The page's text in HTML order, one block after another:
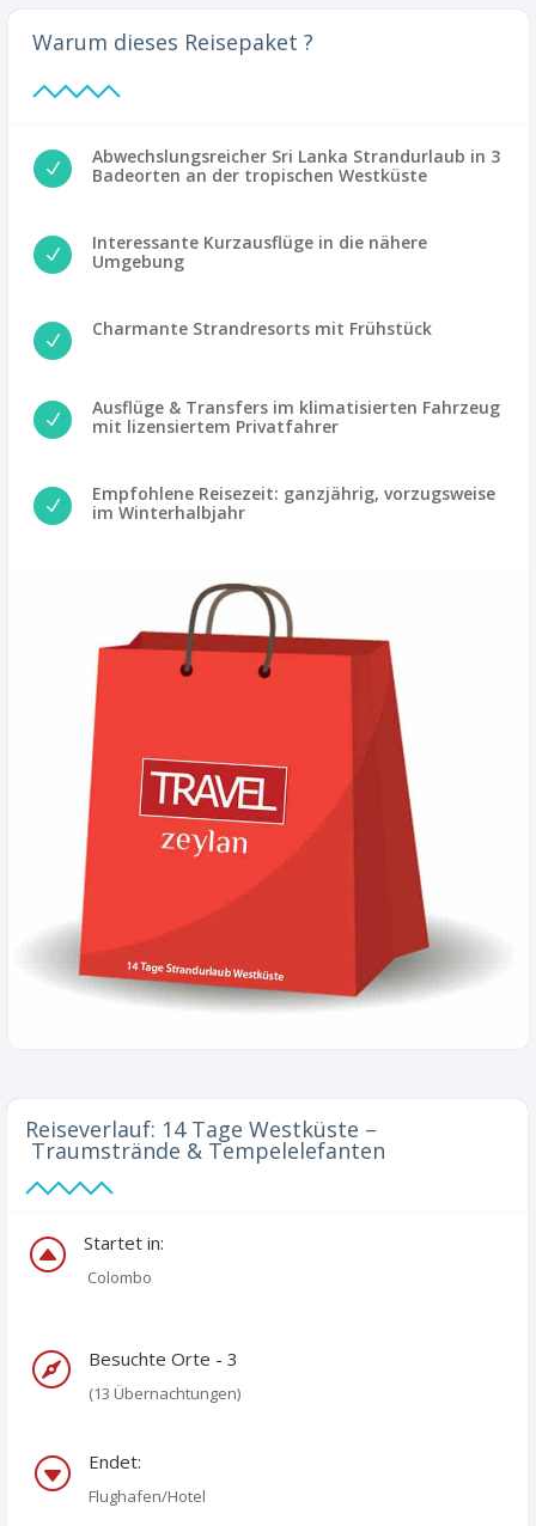
Warum dieses Reisepaket ?
N
Abwechslungsreicher Sri Lanka Strandurlaub in 3
Badeorten an der tropischen Westküste
N
Interessante Kurzausflüge in die nähere
Umgebung
N
Charmante Strandresorts mit Frühstück
N
Ausflüge & Transfers im klimatisierten Fahrzeug
mit lizensiertem Privatfahrer
N
Empfohlene Reisezeit: ganzjährig, vorzugsweise
im Winterhalbjahr
Reiseverlauf: 14 Tage Westküste –
Traumstrände & Tempelelefanten
F Startet in:
Colombo
 Besuchte Orte - 3
(13 Übernachtungen)
G Endet:
Flughafen/Hotel